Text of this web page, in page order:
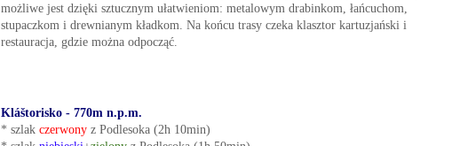
możliwe jest dzięki sztucznym ułatwieniom: metalowym drabinkom, łańcuchom,
stupaczkom i drewnianym kładkom. Na końcu trasy czeka klasztor kartuzjański i
restauracja, gdzie można odpocząć.
Kláštorisko - 770m n.p.m.
* szlak czerwonyz Podlesoka (2h 10min)